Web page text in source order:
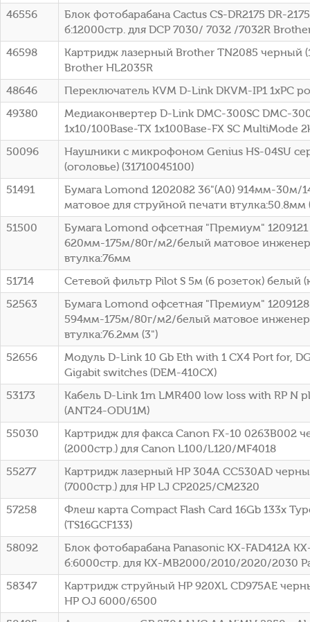
46556
Блок фотобарабана Cactus CS-DR2175 DR-
б:12000стр. для DCP 7030/ 7032 /7032R
46598
Картридж лазерный Brother TN2085 черный
Brother HL2035R
48646
Переключатель KVM D-Link DKVM-IP1 1xPC
49380
Медиаконвертер D-Link DMC-300SC DMC-
1x10/100Base-TX 1x100Base-FX SC MultiMode
50096
Наушники с микрофоном Genius HS-04SU
(оголовье) (31710045100)
51491
Бумага Lomond 1202082 36"(A0) 914мм-30м/
матовое для струйной печати втулка:50.8мм
51500
Бумага Lomond офсетная "Премиум" 1209121
620мм-175м/80г/м2/белый матовое
втулка:76мм
51714
Сетевой фильтр Pilot S 5м (6 розеток) белый
52563
Бумага Lomond офсетная "Премиум" 1209128
594мм-175м/80г/м2/белый матовое
втулка:76.2мм (3")
52656
Модуль D-Link 10 Gb Eth with 1 CX4 Port for,
Gigabit switches (DEM-410CX)
53173
Кабель D-Link 1m LMR400 low loss with RP N
(ANT24-ODU1M)
55030
Картридж для факса Canon FX-10 0263B002
(2000стр.) для Canon L100/L120/MF4018
55277
Картридж лазерный HP 304A CC530AD
(7000стр.) для HP LJ CP2025/CM2320
57258
Флеш карта Compact Flash Card 16Gb 133x
(TS16GCF133)
58092
Блок фотобарабана Panasonic KX-FAD412A
б:6000стр. для KX-MB2000/2010/2020/2030
58347
Картридж струйный HP 920XL CD975AE
HP OJ 6000/6500